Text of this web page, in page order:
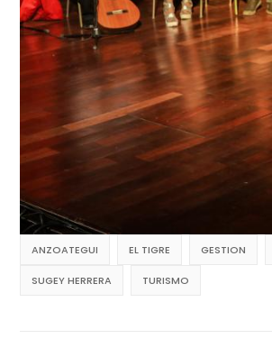
ANZOATEGUI EL TIGRE GESTION
SUGEY HERRERA TURISMO